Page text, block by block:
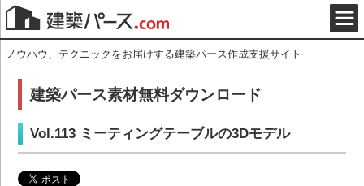
ノウハウ、テクニックをお届けする建築パース作成支援サイト
建築パース素材無料ダウンロード
Vol.113 ミーティングテーブルの3Dモデル